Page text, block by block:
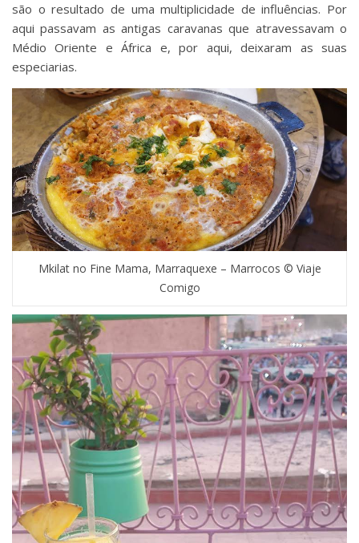
são o resultado de uma multiplicidade de influências. Por
aqui passavam as antigas caravanas que atravessavam o
Médio Oriente e África e, por aqui, deixaram as suas
especiarias.
Mkilat no Fine Mama, Marraquexe – Marrocos © Viaje
Comigo